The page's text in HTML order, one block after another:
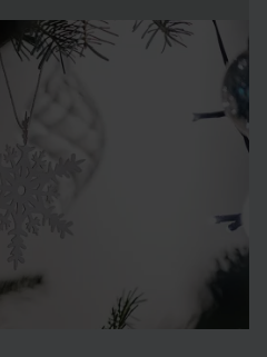
ICEHOTEL-
en natt i ICEHOTEL
och en hundspannstur som